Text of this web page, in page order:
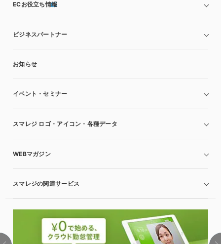
ECお役立ち情報
ビジネスパートナー
お知らせ
イベント・セミナー
スマレジ ロゴ・アイコン・各種データ
WEBマガジン
スマレジの関連サービス